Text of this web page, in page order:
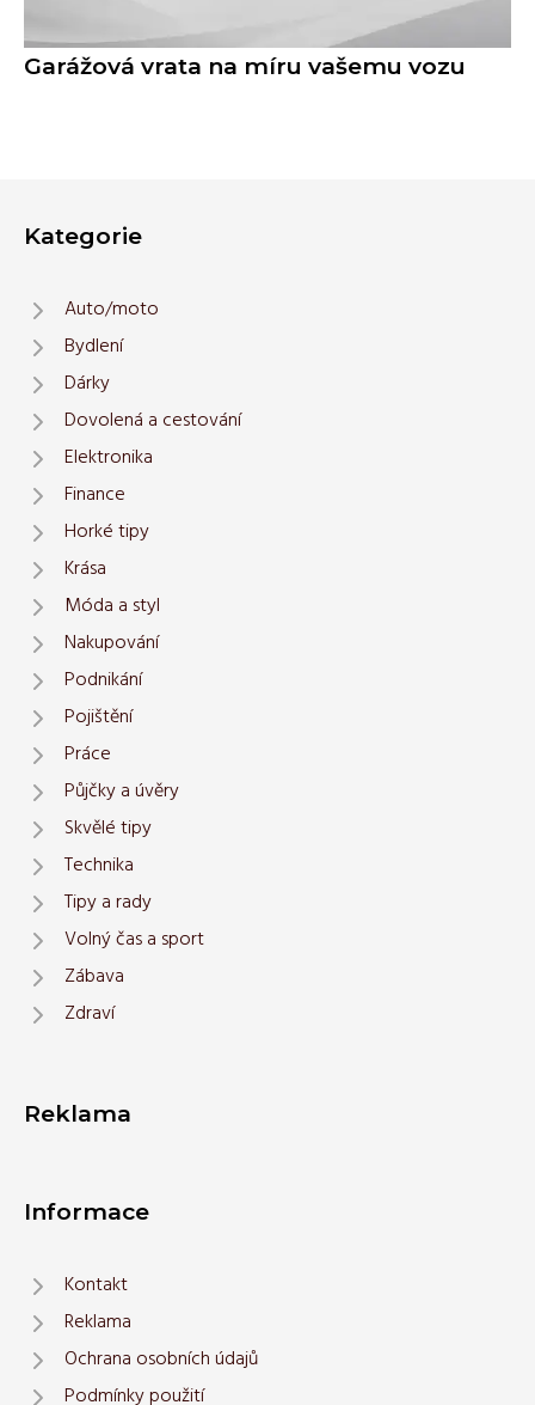
Garážová vrata na míru vašemu vozu
Kategorie
Auto/moto
Bydlení
Dárky
Dovolená a cestování
Elektronika
Finance
Horké tipy
Krása
Móda a styl
Nakupování
Podnikání
Pojištění
Práce
Půjčky a úvěry
Skvělé tipy
Technika
Tipy a rady
Volný čas a sport
Zábava
Zdraví
Reklama
Informace
Kontakt
Reklama
Ochrana osobních údajů
Podmínky použití